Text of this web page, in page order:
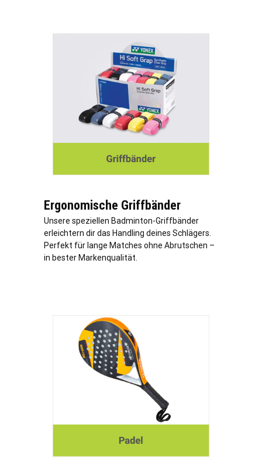
Ergonomische Griffbänder
Unsere speziellen Badminton-Griffbänder
erleichtern dir das Handling deines Schlägers.
Perfekt für lange Matches ohne Abrutschen –
in bester Markenqualität.